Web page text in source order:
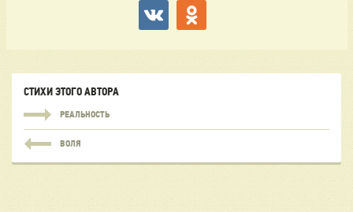
СТИХИ ЭТОГО АВТОРА
РЕАЛЬНОСТЬ
ВОЛЯ